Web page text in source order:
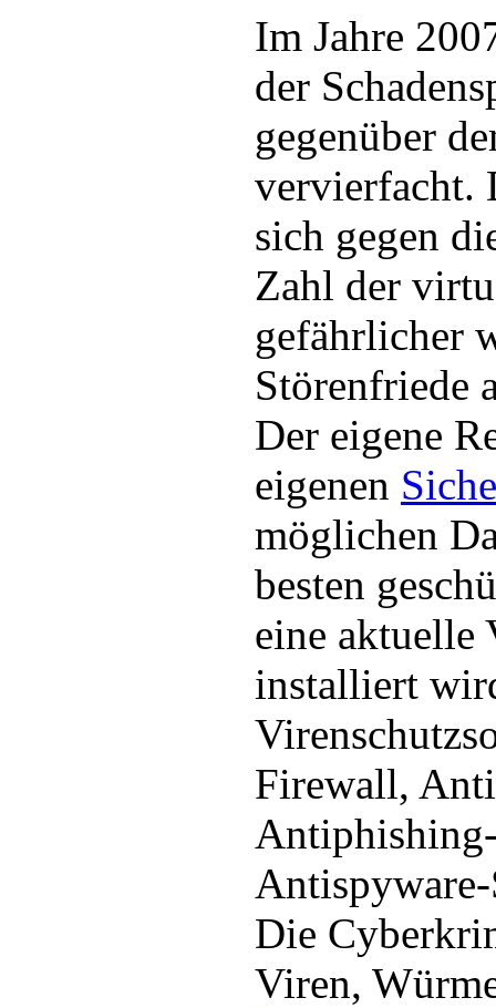
Im Jahre
der
gegenüber
vervierfacht.
sich gegen
Zahl der
gefährlicher
Störenfriede
Der eigene
eigenen
möglichen
besten
eine aktuelle
installiert
Firewall,
Die
Viren,